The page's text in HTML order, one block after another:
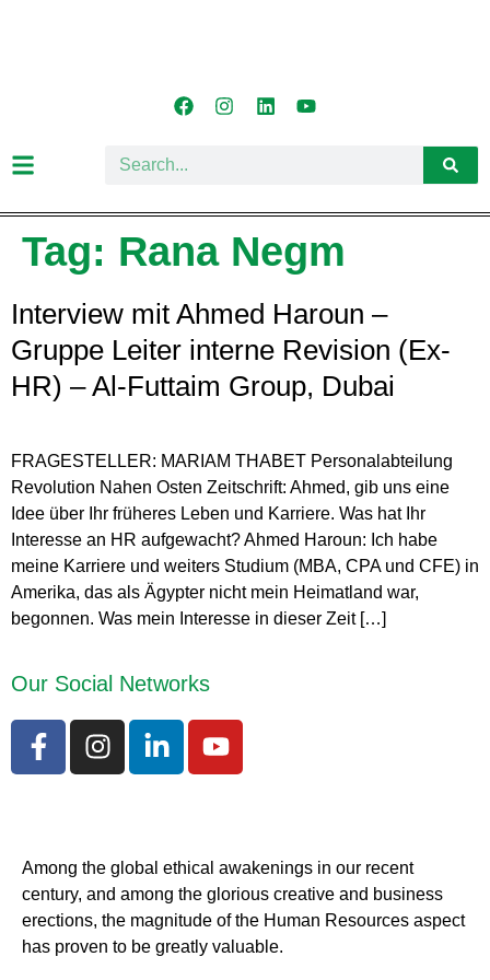
Tag: Rana Negm
Interview mit Ahmed Haroun –
Gruppe Leiter interne Revision (Ex-
HR) – Al-Futtaim Group, Dubai
FRAGESTELLER: MARIAM THABET Personalabteilung
Revolution Nahen Osten Zeitschrift: Ahmed, gib uns eine
Idee über Ihr früheres Leben und Karriere. Was hat Ihr
Interesse an HR aufgewacht? Ahmed Haroun: Ich habe
meine Karriere und weiters Studium (MBA, CPA und CFE) in
Amerika, das als Ägypter nicht mein Heimatland war,
begonnen. Was mein Interesse in dieser Zeit […]
Our Social Networks
Among the global ethical awakenings in our recent
century, and among the glorious creative and business
erections, the magnitude of the Human Resources aspect
has proven to be greatly valuable.